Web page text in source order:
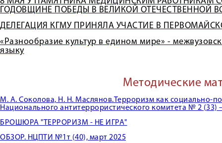
ГОДОВЩИНЕ ПОБЕДЫ В ВЕЛИКОЙ ОТЕЧЕСТВЕННОЙ
ДЕЛЕГАЦИЯ КГМУ ПРИНЯЛА УЧАСТИЕ В
«Разнообразие культур в едином мире» -
языку
Методические
М. А. Соколова, Н. Н. Маслянов.Терроризм как социально-
Национального антитеррористического комитета № 2 (33)
Б РОШЮРА "ТЕРРОРИЗМ - НЕ ИГРА"
ОБЗОР. НЦПТИ №1т (40), март 2025